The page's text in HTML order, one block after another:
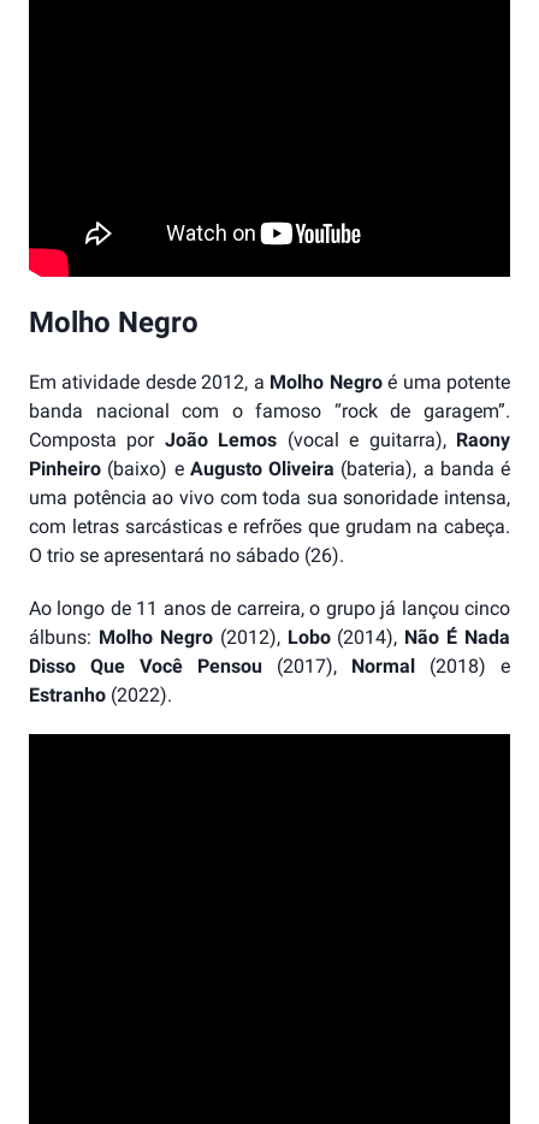
Molho Negro
Em atividade desde 2012, a Molho Negroé uma potente
banda nacional com o famoso “rock de garagem”.
Composta por João Lemos (vocal e guitarra), Raony
Pinheiro (baixo) e Augusto Oliveira (bateria), a banda é
uma potência ao vivo com toda sua sonoridade intensa,
com letras sarcásticas e refrões que grudam na cabeça.
O trio se apresentará no sábado (26).
Ao longo de 11 anos de carreira, o grupo já lançou cinco
álbuns: Molho Negro (2012), Lobo(2014), Não É Nada
Disso Que Você Pensou (2017), Normal (2018) e
Estranho (2022).